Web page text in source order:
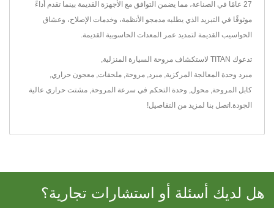
27 عامًا في الصناعة، مما يضمن التوافق مع الأجهزة القديمة بينما تقدم أداءً
موثوقًا في التبريد الذي يطلبه مدمجو الأنظمة، وخدمات الإصلاح، وعشاق
الحواسيب القديمة لتمديد عمر المعدات الحاسوبية القديمة.
تدعوك TITAN لاستكشاف مروحة السيارة المنزلية
مبرد وحدة المعالجة المركزية مبرد مروحة ملحقات معجون حراري
كابل المروحة محول وحدة التحكم في سرعة المروحة مشتت حراري عالية
الجودة. اتصل بنا لمزيد من التفاصيل!
هل لديك أسئلة أو استشارات تجارية؟